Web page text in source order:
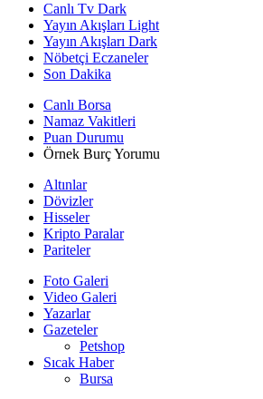
Canlı Tv Dark
Yayın Akışları Light
Yayın Akışları Dark
Nöbetçi Eczaneler
Son Dakika
Canlı Borsa
Namaz Vakitleri
Puan Durumu
Örnek Burç Yorumu
Altınlar
Dövizler
Hisseler
Kripto Paralar
Pariteler
Foto Galeri
Video Galeri
Yazarlar
Gazeteler
Petshop
Sıcak Haber
Bursa